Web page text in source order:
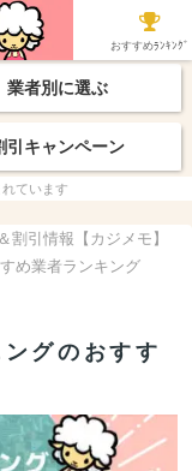
リアから探す
業者別に選ぶ
引キャンペーン
ています
割引情報【カジメモ】
め業者ランキング
グのおすす
おすすめﾗﾝｷﾝｸﾞ